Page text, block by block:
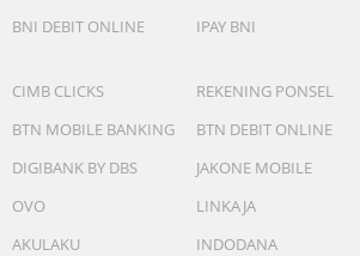
BNI DEBIT ONLINE
IPAY BNI
CIMB CLICKS
REKENING PONSEL
BTN MOBILE BANKING
BTN DEBIT ONLINE
DIGIBANK BY DBS
JAKONE MOBILE
OVO
LINKAJA
AKULAKU
INDODANA